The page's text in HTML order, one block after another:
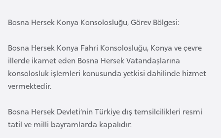
Bosna Hersek Konya Konsolosluğu, Görev Bölgesi:
Bosna Hersek Konya Fahri Konsolosluğu, Konya ve çevre
illerde ikamet eden Bosna Hersek Vatandaşlarına
konsolosluk işlemleri konusunda yetkisi dahilinde hizmet
vermektedir.
Bosna Hersek Devleti’nin Türkiye dış temsilcilikleri resmi
tatil ve milli bayramlarda kapalıdır.
B
l
a